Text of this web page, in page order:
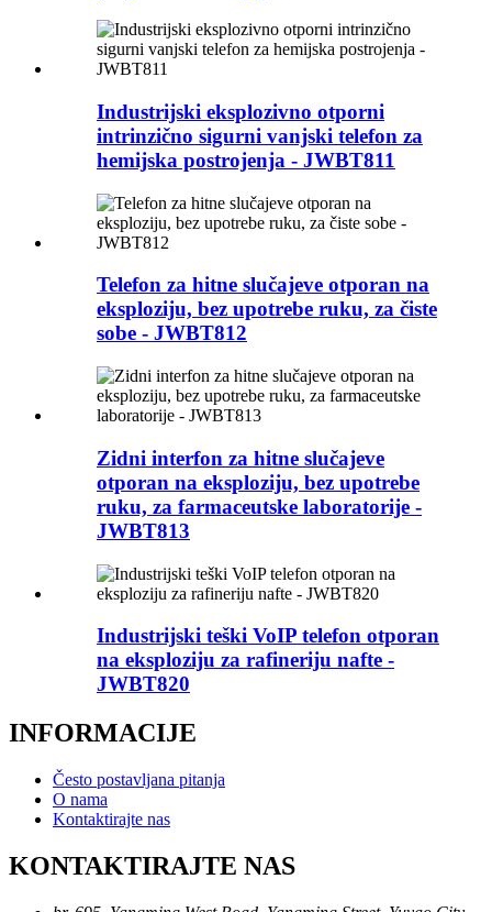
Industrijski eksplozivno otporni
intrinzično sigurni vanjski telefon za
hemijska postrojenja - JWBT811
Telefon za hitne slučajeve otporan na
eksploziju, bez upotrebe ruku, za čiste
sobe - JWBT812
Zidni interfon za hitne slučajeve
otporan na eksploziju, bez upotrebe
ruku, za farmaceutske laboratorije -
JWBT813
Industrijski teški VoIP telefon otporan
na eksploziju za rafineriju nafte -
JWBT820
INFORMACIJE
Često postavljana pitanja
O nama
Kontaktirajte nas
KONTAKTIRAJTE NAS